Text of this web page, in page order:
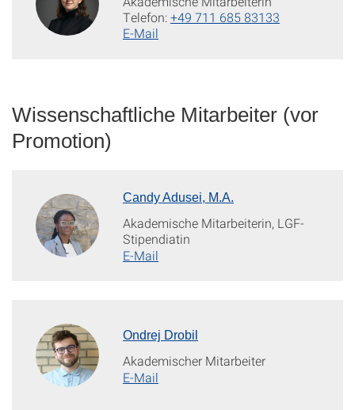
Telefon:+49 711 685 83133
E-Mail
Wissenschaftliche Mitarbeiter (vor
Promotion)
Candy Adusei, M.A.
Akademische Mitarbeiterin, LGF-
Stipendiatin
E-Mail
Ondrej Drobil
Akademischer Mitarbeiter
E-Mail